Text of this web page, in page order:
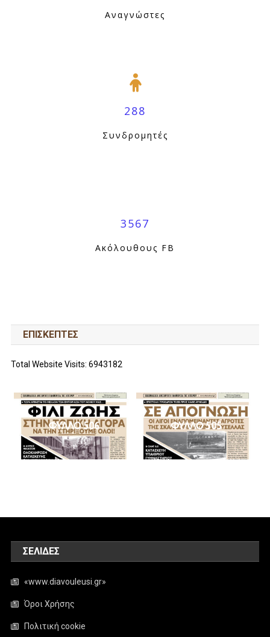
Αναγνώστες
288
Συνδρομητές
3567
Ακόλουθους FB
ΕΠΙΣΚΕΠΤΕΣ
Total Website Visits: 6943182
ΦΥΛΛΟ 506 ΦΥΛΛΟ 505
ΣΕΛΊΔΕΣ
«www.diavouleusi.gr»
Όροι Χρήσης
Πολιτική cookie